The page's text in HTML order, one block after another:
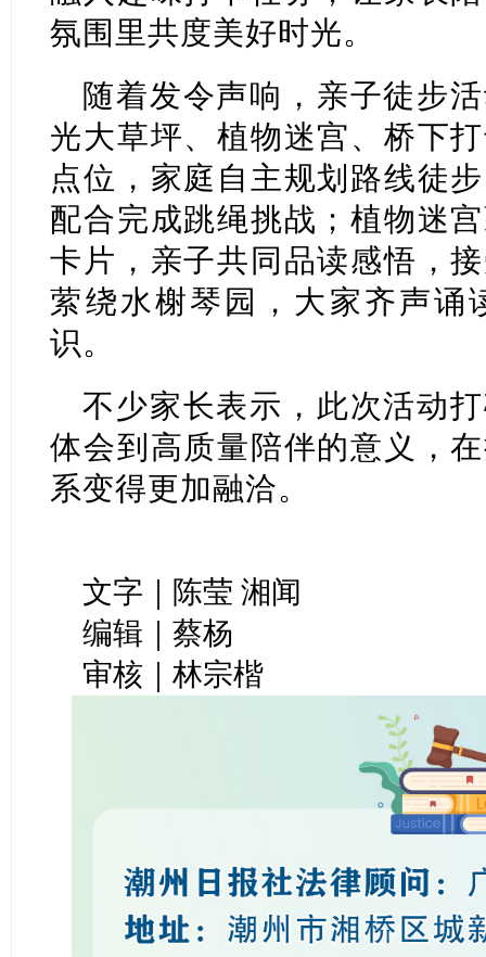
氛围里共度美好时光。
随着发令声响，亲子徒步
光大草坪、植物迷宫、桥下
点位，家庭自主规划路线徒
配合完成跳绳挑战；植物迷
卡片，亲子共同品读感悟，
萦绕水榭琴园，大家齐声诵
识。
不少家长表示，此次活动
体会到高质量陪伴的意义，
系变得更加融洽。
文字｜陈莹 湘闻
编辑｜蔡杨
审核｜林宗楷